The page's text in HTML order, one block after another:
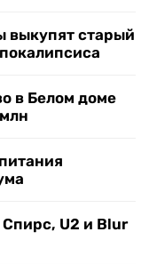
выкупят старый
в Белом доме
U2 и Blur